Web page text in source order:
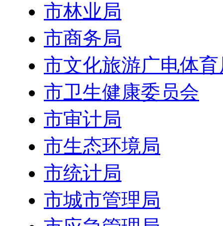
市林业局
市商务局
市文化旅游广电体育
市卫生健康委员会
市审计局
市生态环境局
市统计局
市城市管理局